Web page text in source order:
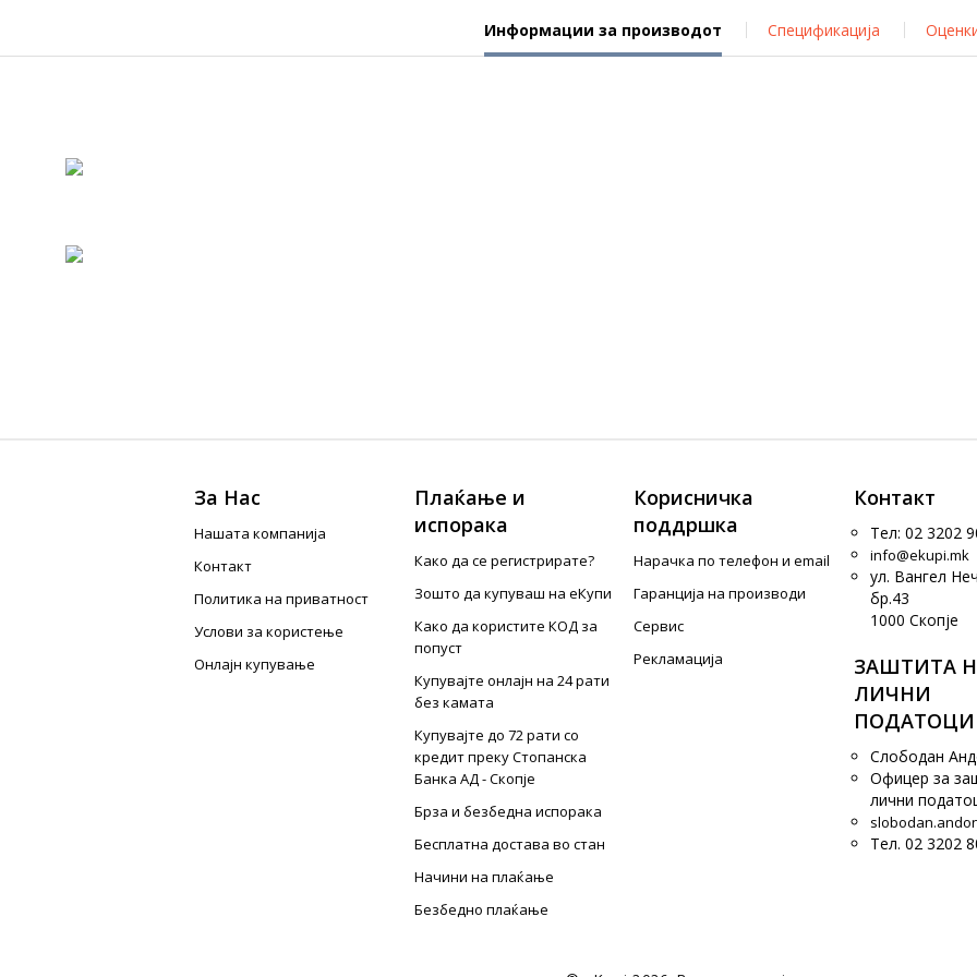
Информации за производот Спецификација
За Нас
Нашата компанија
Контакт
Политика на приватност
Услови за користење
Онлајн купување
Плаќање и
испорака
Како да се регистрирате?
Зошто да купуваш на еКупи
Како да користите КОД за
попуст
Купувајте онлајн на 24 рати
без камата
Купувајте до 72 рати со
кредит преку Стопанска
Банка АД - Скопје
Брза и безбедна испорака
Бесплатна достава во стан
Начини на плаќање
Безбедно плаќање
Корисничка
поддршка
Нарачка по телефон и еmail
Гаранција на производи
Сервис
Рекламација
Контакт
Тел: 02 3202
info@ekupi.mk
ул. Вангел
бр.43
1000 Скопје
ЗАШТИТА
ЛИЧНИ
ПОДАТОЦИ
Слободан
Офицер за
лични
Тел. 02 3202